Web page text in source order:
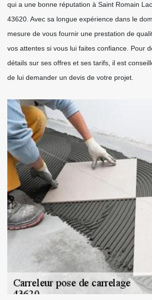
qui a une bonne réputation à Saint Romain
43620. Avec sa longue expérience dans le
mesure de vous fournir une prestation de
vos attentes si vous lui faites confiance. Pour
détails sur ses offres et ses tarifs, il est
de lui demander un devis de votre projet.